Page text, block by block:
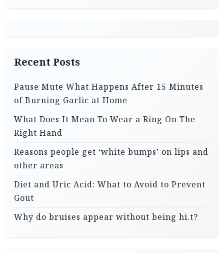
Recent Posts
Pause Mute What Happens After 15 Minutes
of Burning Garlic at Home
What Does It Mean To Wear a Ring On The
Right Hand
Reasons people get ‘white bumps’ on lips and
other areas
Diet and Uric Acid: What to Avoid to Prevent
Gout
Why do bruises appear without being hi.t?